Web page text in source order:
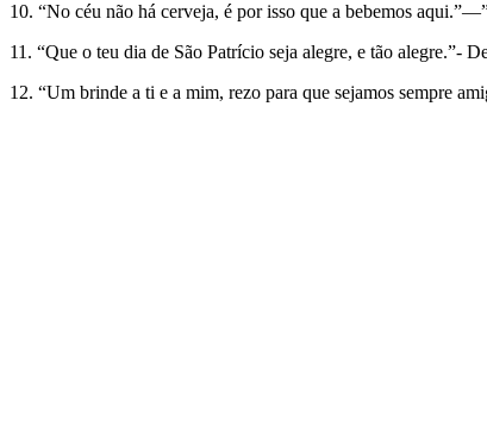
10. “No céu não há cerveja, é por isso que a bebemos
11. “Que o teu dia de São Patrício seja alegre, e tão alegre.”-
12. “Um brinde a ti e a mim, rezo para que sejamos sempre